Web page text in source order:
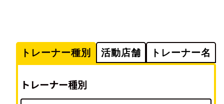
トレーナー種別 活動店舗 トレーナー名
トレーナー種別